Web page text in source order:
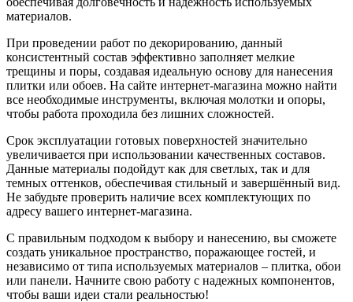
материалов.
При проведении работ по декорированию, данный
консистентный состав эффективно заполняет мелкие
трещины и поры, создавая идеальную основу для нанесения
плитки или обоев. На сайте интернет-магазина можно найти
все необходимые инструменты, включая молотки и опоры,
чтобы работа проходила без лишних сложностей.
Срок эксплуатации готовых поверхностей значительно
увеличивается при использовании качественных составов.
Данные материалы подойдут как для светлых, так и для
темных оттенков, обеспечивая стильный и завершённый вид.
Не забудьте проверить наличие всех комплектующих по
адресу вашего интернет-магазина.
С правильным подходом к выбору и нанесению, вы сможете
создать уникальное пространство, поражающее гостей, и
независимо от типа используемых материалов – плитка, обои
или панели. Начните свою работу с надежных компонентов,
чтобы ваши идеи стали реальностью!